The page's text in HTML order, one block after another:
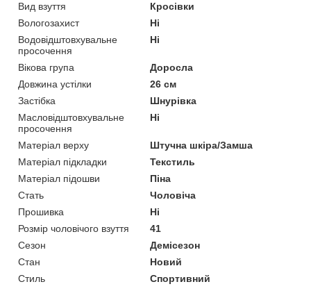
Вид взуття
Кросівки
Вологозахист
Ні
Водовідштовхувальне
просочення
Ні
Вікова група
Доросла
Довжина устілки
26 см
Застібка
Шнурівка
Масловідштовхувальне
просочення
Ні
Матеріал верху
Штучна шкіра/Замша
Матеріал підкладки
Текстиль
Матеріал підошви
Піна
Стать
Чоловіча
Прошивка
Ні
Розмір чоловічого взуття
41
Сезон
Демісезон
Стан
Новий
Стиль
Спортивний